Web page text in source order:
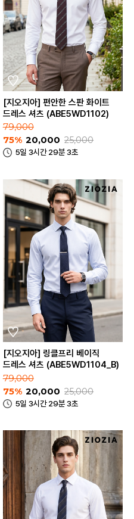
[지오지아] 편안한 스판 화이트
드레스 셔츠 (ABE5WD1102)
79,000
75% 20,000 25,000
5일 3시간 29분 3초
[지오지아] 링클프리 베이직
드레스 셔츠 (ABE5WD1104_B)
79,000
75% 20,000 25,000
5일 3시간 29분 3초